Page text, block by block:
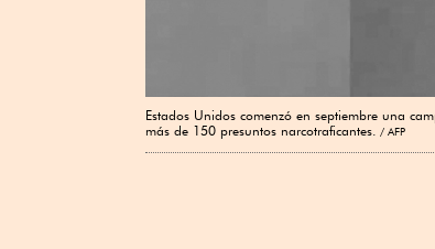
Estados Unidos comenzó en septiembre una
más de 150 presuntos narcotraficantes.
AFP